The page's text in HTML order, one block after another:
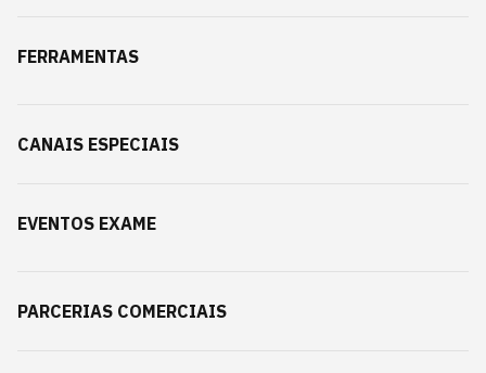
FERRAMENTAS
CANAIS ESPECIAIS
EVENTOS EXAME
PARCERIAS COMERCIAIS